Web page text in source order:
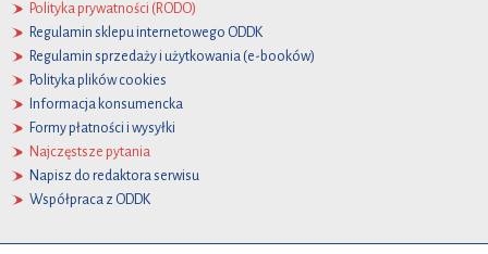
Polityka prywatności (RODO)
Regulamin sklepu internetowego ODDK
Regulamin sprzedaży i użytkowania (e-booków)
Polityka plików cookies
Informacja konsumencka
Formy płatności i wysyłki
Najczęstsze pytania
Napisz do redaktora serwisu
Współpraca z ODDK